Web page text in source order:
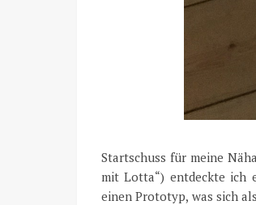
Startschuss für meine
mit Lotta“) entdeckte ich
einen Prototyp, was sich